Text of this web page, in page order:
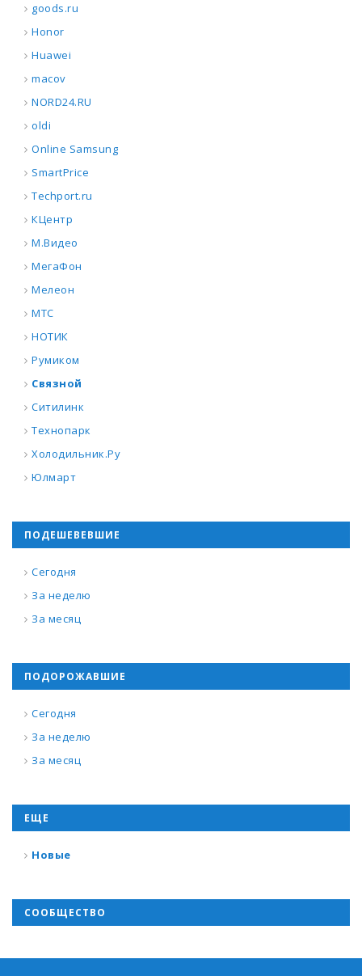
goods.ru
Honor
Huawei
macov
NORD24.RU
oldi
Online Samsung
SmartPrice
Techport.ru
КЦентр
М.Видео
МегаФон
Мелеон
МТС
НОТИК
Румиком
Связной
Ситилинк
Технопарк
Холодильник.Ру
Юлмарт
ПОДЕШЕВЕВШИЕ
Сегодня
За неделю
За месяц
ПОДОРОЖАВШИЕ
Сегодня
За неделю
За месяц
ЕЩЕ
Новые
СООБЩЕСТВО